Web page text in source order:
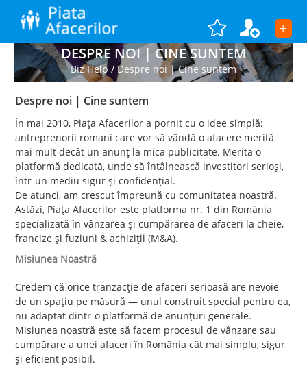
+
DESPRE NOI | CINE SUNTEM
Biz Help / Despre noi | Cine suntem
Despre noi | Cine suntem
În mai 2010, Piața Afacerilor a pornit cu o idee simplă:
antreprenorii romani care vor să vândă o afacere merită
mai mult decât un anunț la mica publicitate. Merită o
platformă dedicată, unde să întâlnească investitori serioși,
într-un mediu sigur și confidențial.
De atunci, am crescut împreună cu comunitatea noastră.
Astăzi, Piața Afacerilor este platforma nr. 1 din România
specializată în vânzarea și cumpărarea de afaceri la cheie,
francize și fuziuni & achiziții (M&A).
Misiunea Noastră
Credem că orice tranzacție de afaceri serioasă are nevoie
de un spațiu pe măsură — unul construit special pentru ea,
nu adaptat dintr-o platformă de anunțuri generale.
Misiunea noastră este să facem procesul de vânzare sau
cumpărare a unei afaceri în România cât mai simplu, sigur
și eficient posibil.